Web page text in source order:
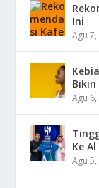
Ini
Agu
Bikin
Agu
Ke
Agu